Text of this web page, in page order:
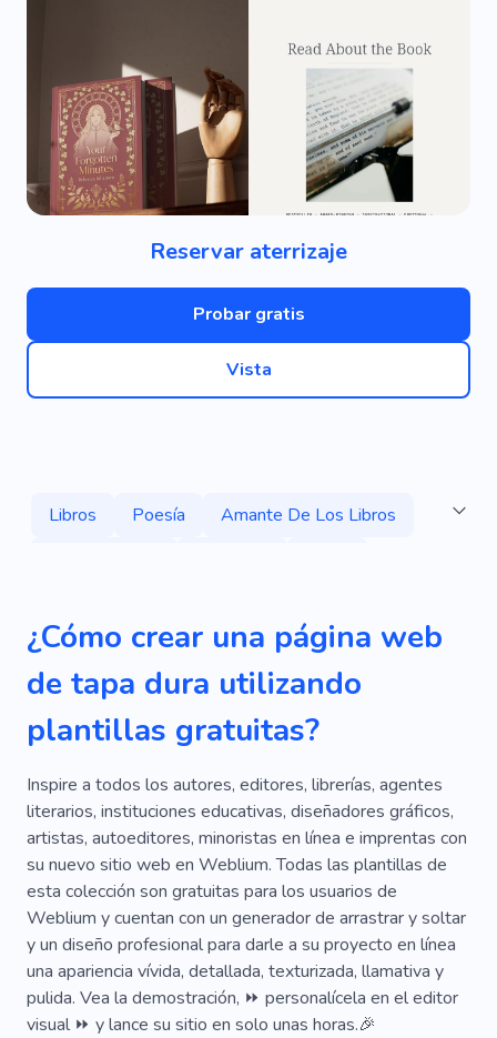
Reservar aterrizaje
Probar gratis
Vista
Libros Poesía
Amante De Los Libros
Blog
Personal
Escritor
Libro Electrónico
Biblioteca
Publicación
Escribiendo
Cuentos
Popular
Autobiografía
Diccionario
Ficción
Habitación
Lector
Publicación
Historia
Papel Historia
¿Cómo crear una página web
de tapa dura utilizando
plantillas gratuitas?
Inspire a todos los autores, editores, librerías, agentes
literarios, instituciones educativas, diseñadores gráficos,
artistas, autoeditores, minoristas en línea e imprentas con
su nuevo sitio web en Weblium. Todas las plantillas de
esta colección son gratuitas para los usuarios de
Weblium y cuentan con un generador de arrastrar y soltar
y un diseño profesional para darle a su proyecto en línea
una apariencia vívida, detallada, texturizada, llamativa y
pulida. Vea la demostración, ⏩ personalícela en el editor
visual ⏩ y lance su sitio en solo unas horas.🎉